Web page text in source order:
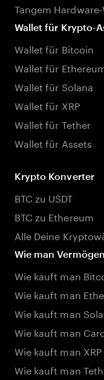
Tangem
Wallet für Krypto-
Wallet für Bitcoin
Wallet für
Wallet für Solana
Wallet für XRP
Wallet für Tether
Wallet für Assets
Krypto Konverter
BTC zu USDT
BTC zu Ethereum
Alle Deine
Wie man
Wie kauft man
Wie kauft man
Wie kauft man
Wie kauft man
Wie kauft man XRP
Wie kauft man